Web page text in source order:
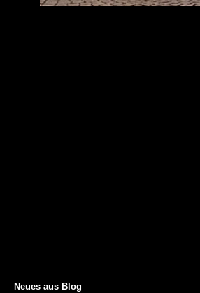
Neues aus Blog